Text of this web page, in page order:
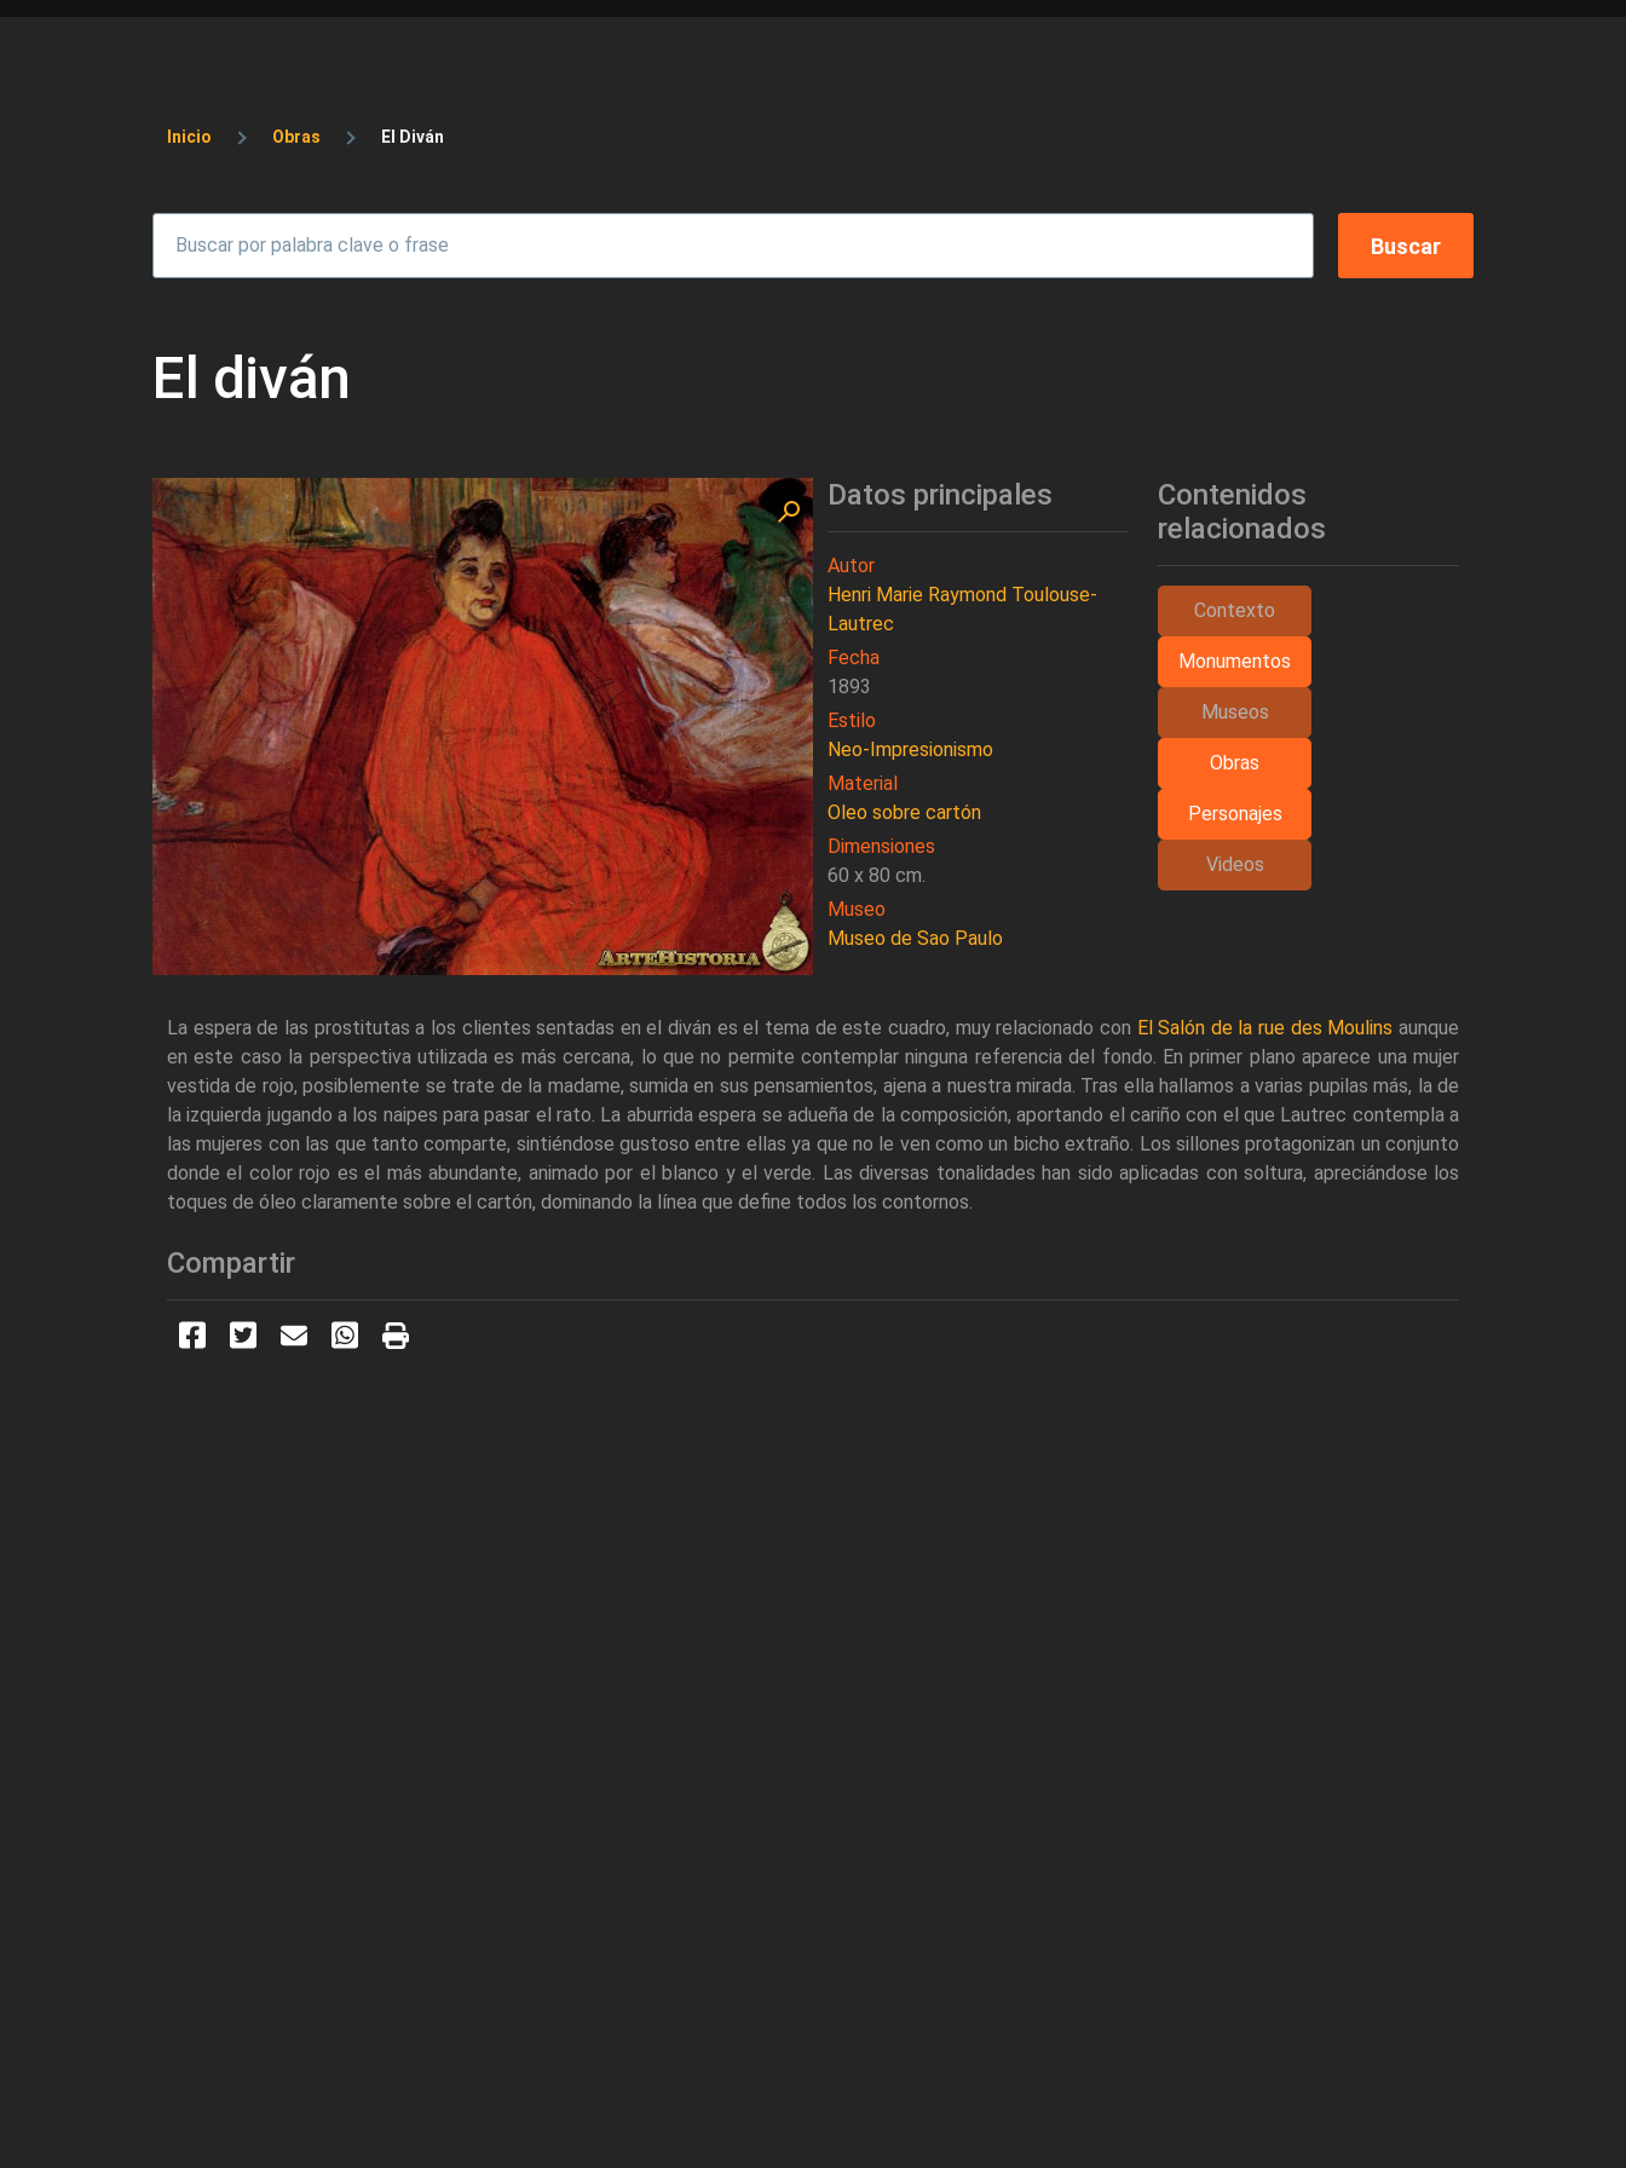
Sobrescribir enlaces de ayuda a la navegación
Inicio Obras El Diván
El diván
Datos principales
Autor
Henri Marie Raymond Toulouse-
Lautrec
Fecha
1893
Estilo
Neo-Impresionismo
Material
Oleo sobre cartón
Dimensiones
60 x 80 cm.
Museo
Museo de Sao Paulo
Contenidos
relacionados
Contexto
Monumentos
Museos
Obras
Personajes
Videos
La espera de las prostitutas a los clientes sentadas en el diván es el tema de este cuadro, muy relacionado con El Salón de la rue des Moulins aunque
en este caso la perspectiva utilizada es más cercana, lo que no permite contemplar ninguna referencia del fondo. En primer plano aparece una mujer
vestida de rojo, posiblemente se trate de la madame, sumida en sus pensamientos, ajena a nuestra mirada. Tras ella hallamos a varias pupilas más, la de
la izquierda jugando a los naipes para pasar el rato. La aburrida espera se adueña de la composición, aportando el cariño con el que Lautrec contempla a
las mujeres con las que tanto comparte, sintiéndose gustoso entre ellas ya que no le ven como un bicho extraño. Los sillones protagonizan un conjunto
donde el color rojo es el más abundante, animado por el blanco y el verde. Las diversas tonalidades han sido aplicadas con soltura, apreciándose los
toques de óleo claramente sobre el cartón, dominando la línea que define todos los contornos.
Compartir